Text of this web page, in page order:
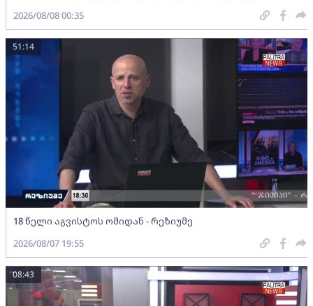
2026/08/08 00:35
18 წელი აგვისტოს ომიდან - რეზიუმე
51:14
2026/08/07 19:55
08:43